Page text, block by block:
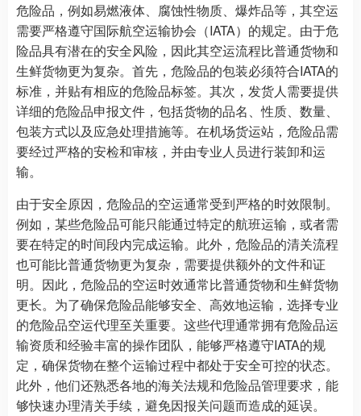
危险品，例如易燃液体、腐蚀性物质、爆炸品等，其空运
需要严格遵守国际航空运输协会（IATA）的规定。由于危
险品具有潜在的安全风险，因此其空运流程比普通货物和
生鲜货物更为复杂。首先，危险品的包装必须符合IATA的
标准，并贴有相应的危险品标签。其次，发货人需要提供
详细的危险品申报文件，包括货物的品名、性质、数量、
包装方式以及应急处理措施等。在机场货运站，危险品需
要经过严格的安检和审核，并由专业人员进行装卸和运
输。
由于安全原因，危险品的空运通常受到严格的时效限制。
例如，某些危险品可能只能通过特定的航班运输，或者需
要在特定的时间段内完成运输。此外，危险品的清关流程
也可能比普通货物更为复杂，需要提供额外的文件和证
明。因此，危险品的空运时效通常比普通货物和生鲜货物
更长。为了确保危险品能够安全、高效地运输，选择专业
的危险品空运代理至关重要。这些代理通常拥有危险品运
输资质和经验丰富的操作团队，能够严格遵守IATA的规
定，确保货物在整个运输过程中都处于安全可控的状态。
此外，他们还熟悉各地的海关法规和危险品管理要求，能
够快速办理清关手续，避免因报关问题而造成的延误。